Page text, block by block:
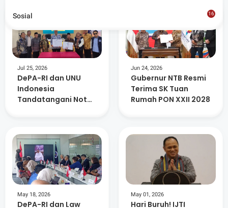
Jul 25, 2026
DePA-RI dan UNU
Indonesia
Tandatangani Nota
Jun 24, 2026
Gubernur NTB Resmi
Terima SK Tuan
Rumah PON XXII 2028
May 18, 2026
DePA-RI dan Law
May 01, 2026
Hari Buruh! IJTI
Sosial
16